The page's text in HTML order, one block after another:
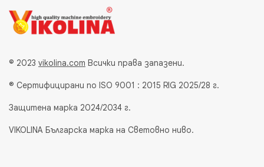
© 2023 vikolina.com Всички права запазени.
® Сертифицирани по ISO 9001 : 2015 RIG 2025/28 г.
Защитена марка 2024/2034 г.
VIKOLINA Българска марка на Световно ниво.